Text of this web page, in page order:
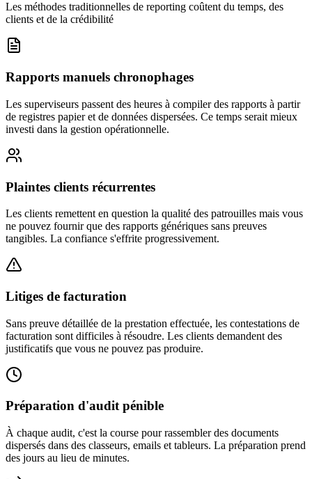
Les méthodes traditionnelles de reporting coûtent du temps, des
clients et de la crédibilité
Rapports manuels chronophages
Les superviseurs passent des heures à compiler des rapports à partir
de registres papier et de données dispersées. Ce temps serait mieux
investi dans la gestion opérationnelle.
Plaintes clients récurrentes
Les clients remettent en question la qualité des patrouilles mais vous
ne pouvez fournir que des rapports génériques sans preuves
tangibles. La confiance s'effrite progressivement.
Litiges de facturation
Sans preuve détaillée de la prestation effectuée, les contestations de
facturation sont difficiles à résoudre. Les clients demandent des
justificatifs que vous ne pouvez pas produire.
Préparation d'audit pénible
À chaque audit, c'est la course pour rassembler des documents
dispersés dans des classeurs, emails et tableurs. La préparation prend
des jours au lieu de minutes.